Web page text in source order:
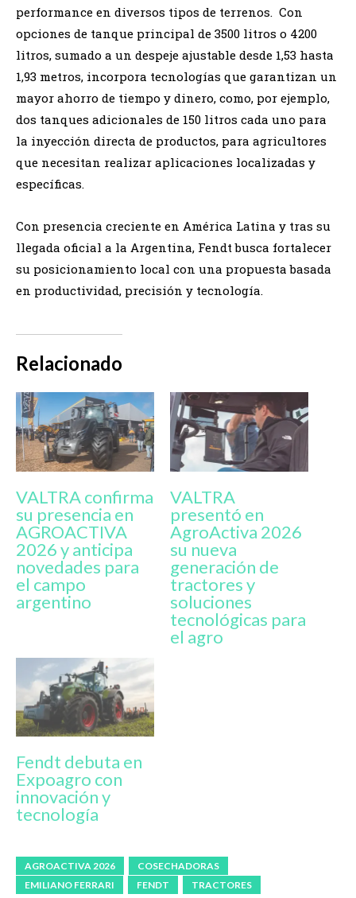
performance en diversos tipos de terrenos. Con
opciones de tanque principal de 3500 litros o 4200
litros, sumado a un despeje ajustable desde 1,53 hasta
1,93 metros, incorpora tecnologías que garantizan un
mayor ahorro de tiempo y dinero, como, por ejemplo,
dos tanques adicionales de 150 litros cada uno para
la inyección directa de productos, para agricultores
que necesitan realizar aplicaciones localizadas y
específicas.
Con presencia creciente en América Latina y tras su
llegada oficial a la Argentina, Fendt busca fortalecer
su posicionamiento local con una propuesta basada
en productividad, precisión y tecnología.
Relacionado
VALTRA confirma
su presencia en
AGROACTIVA
2026 y anticipa
novedades para
el campo
argentino
VALTRA
presentó en
AgroActiva 2026
su nueva
generación de
tractores y
soluciones
tecnológicas para
el agro
Fendt debuta en
Expoagro con
innovación y
tecnología
AGROACTIVA 2026
COSECHADORAS
EMILIANO FERRARI
FENDT TRACTORES